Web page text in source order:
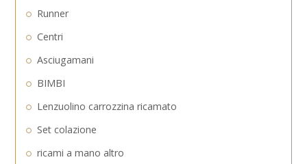
Runner
Centri
Asciugamani
BIMBI
Lenzuolino carrozzina ricamato
Set colazione
ricami a mano altro